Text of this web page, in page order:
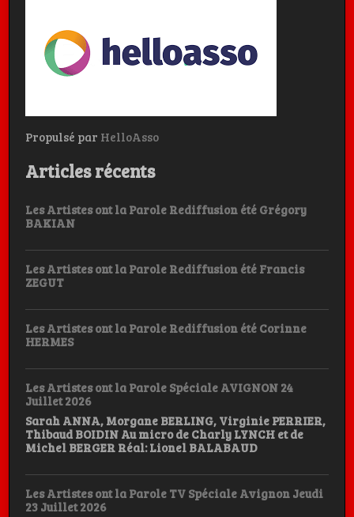
Propulsé par HelloAsso
Articles récents
Les Artistes ont la Parole Rediffusion été Grégory
BAKIAN
Les Artistes ont la Parole Rediffusion été Francis
ZEGUT
Les Artistes ont la Parole Rediffusion été Corinne
HERMES
Les Artistes ont la Parole Spéciale AVIGNON 24
Juillet 2026
Sarah ANNA, Morgane BERLING, Virginie PERRIER,
Thibaud BOIDIN Au micro de Charly LYNCH et de
Michel BERGER Réal: Lionel BALABAUD
Les Artistes ont la Parole TV Spéciale Avignon Jeudi
23 Juillet 2026